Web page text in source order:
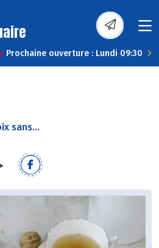
Prochaine ouverture : Lundi 09:30
sans...